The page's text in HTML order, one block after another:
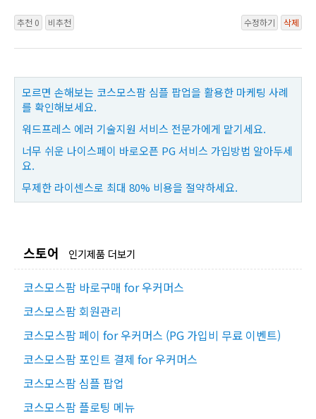
추천 0 비추천 수정하기 삭제
모르면 손해보는 코스모스팜 심플 팝업을 활용한 마케팅 사례
를 확인해보세요.
워드프레스 에러 기술지원 서비스 전문가에게 맡기세요.
너무 쉬운 나이스페이 바로오픈 PG 서비스 가입방법 알아두세
요.
무제한 라이센스로 최대 80% 비용을 절약하세요.
스토어 인기제품 더보기
코스모스팜 바로구매 for 우커머스
코스모스팜 회원관리
코스모스팜 페이 for 우커머스 (PG 가입비 무료 이벤트)
코스모스팜 포인트 결제 for 우커머스
코스모스팜 심플 팝업
코스모스팜 플로팅 메뉴